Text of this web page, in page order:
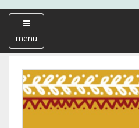
menu